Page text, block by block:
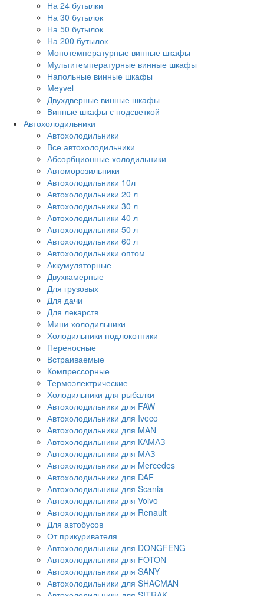
На 24 бутылки
На 30 бутылок
На 50 бутылок
На 200 бутылок
Монотемпературные винные шкафы
Мультитемпературные винные шкафы
Напольные винные шкафы
Meyvel
Двухдверные винные шкафы
Винные шкафы с подсветкой
Автохолодильники
Автохолодильники
Все автохолодильники
Абсорбционные холодильники
Автоморозильники
Автохолодильники 10л
Автохолодильники 20 л
Автохолодильники 30 л
Автохолодильники 40 л
Автохолодильники 50 л
Автохолодильники 60 л
Автохолодильники оптом
Аккумуляторные
Двухкамерные
Для грузовых
Для дачи
Для лекарств
Мини-холодильники
Холодильники подлокотники
Переносные
Встраиваемые
Компрессорные
Термоэлектрические
Холодильники для рыбалки
Автохолодильники для FAW
Автохолодильники для Iveco
Автохолодильники для MAN
Автохолодильники для КАМАЗ
Автохолодильники для МАЗ
Автохолодильники для Mercedes
Автохолодильники для DAF
Автохолодильники для Scania
Автохолодильники для Volvo
Автохолодильники для Renault
Для автобусов
От прикуривателя
Автохолодильники для DONGFENG
Автохолодильники для FOTON
Автохолодильники для SANY
Автохолодильники для SHACMAN